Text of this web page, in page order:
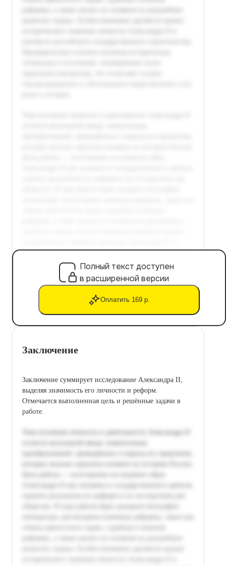
Полный текст доступен
в расширенной версии
Оплатить 169 р.
Заключение
Заключение суммирует исследование Александра II,
выделяя значимость его личности и реформ.
Отмечается выполненная цель и решённые задачи в
работе.